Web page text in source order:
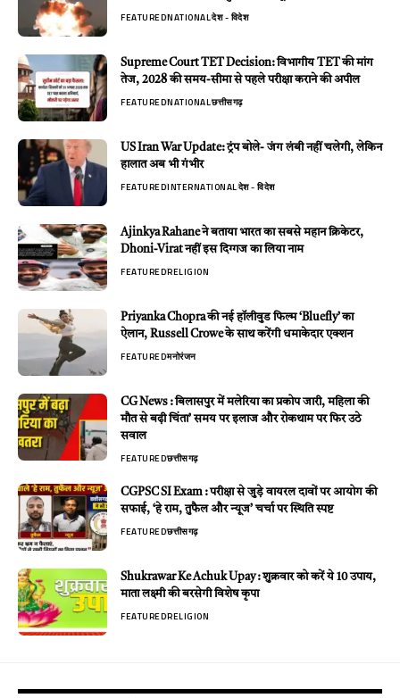
FEATUREDNATIONALदेश - विदेश
Supreme Court TET Decision: विभागीय TET की मांग
तेज, 2028 की समय-सीमा से पहले परीक्षा कराने की अपील
FEATUREDNATIONALछत्तीसगढ़
US Iran War Update: ट्रंप बोले- जंग लंबी नहीं चलेगी, लेकिन
हालात अब भी गंभीर
FEATUREDINTERNATIONALदेश - विदेश
Ajinkya Rahane ने बताया भारत का सबसे महान क्रिकेटर,
Dhoni-Virat नहीं इस दिग्गज का लिया नाम
FEATUREDRELIGION
Priyanka Chopra की नई हॉलीवुड फिल्म ‘Bluefly’ का
ऐलान, Russell Crowe के साथ करेंगी धमाकेदार एक्शन
FEATUREDमनोरंजन
CG News : बिलासपुर में मलेरिया का प्रकोप जारी, महिला की
मौत से बढ़ी चिंता’ समय पर इलाज और रोकथाम पर फिर उठे
सवाल
FEATUREDछत्तीसगढ़
CGPSC SI Exam : परीक्षा से जुड़े वायरल दावों पर आयोग की
सफाई, ‘हे राम, तुफैल और न्यूज’ चर्चा पर स्थिति स्पष्ट
FEATUREDछत्तीसगढ़
Shukrawar Ke Achuk Upay : शुक्रवार को करें ये 10 उपाय,
माता लक्ष्मी की बरसेगी विशेष कृपा
FEATUREDRELIGION